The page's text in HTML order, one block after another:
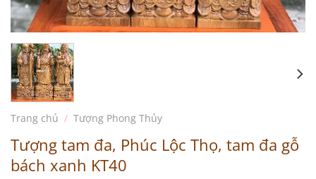
Trang chủ / Tượng Phong Thủy
Tượng tam đa, Phúc Lộc Thọ, tam đa gỗ
bách xanh KT40